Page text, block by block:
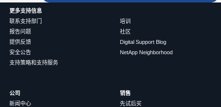
更多支持信息
联系支持部门
报告问题
提供反馈
安全公告
支持策略和支持服务
培训
社区
Digital Support Blog
NetApp Neighborhood
公司
新闻中心
销售
先试后买